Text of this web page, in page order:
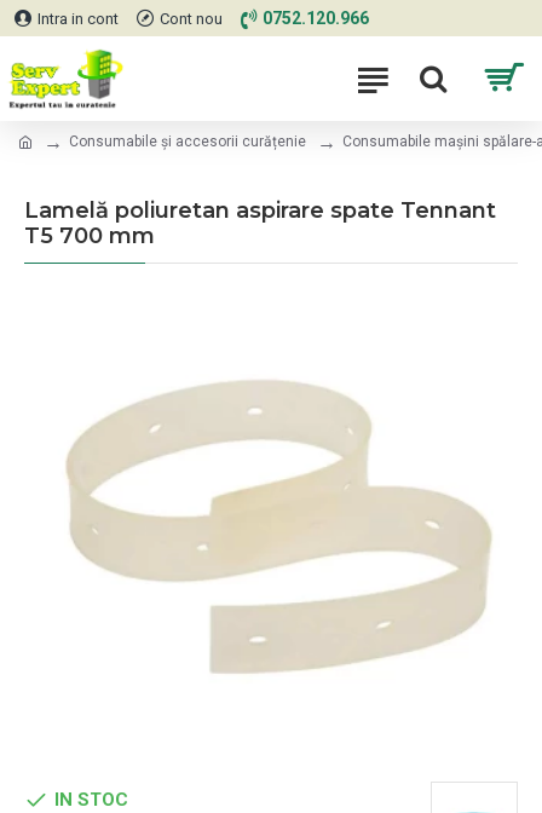
Intra in cont Cont nou 0752.120.966
Consumabile și accesorii curățenie Consumabile mașini spălare-
Lamelă poliuretan aspirare spate Tennant
T5 700 mm
IN STOC